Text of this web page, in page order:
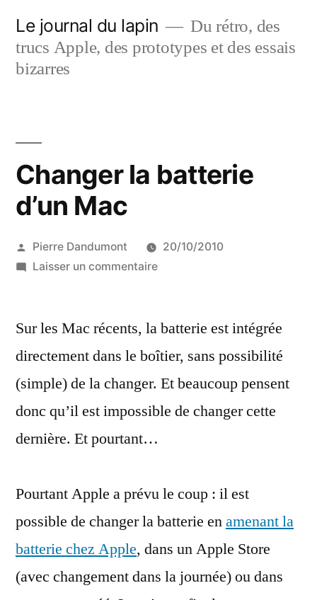
contenu
Le journal du lapin
Du rétro, des
trucs Apple, des prototypes et des essais
bizarres
Changer la batterie
d’un Mac
Publié
par
Pierre Dandumont
20/10/2010
Laisser un commentairesur
batterie
Mac
Sur les Mac récents, la batterie est intégrée
directement dans le boîtier, sans possibilité
(simple) de la changer. Et beaucoup pensent
donc qu’il est impossible de changer cette
dernière. Et pourtant…
Pourtant Apple a prévu le coup : il est
possible de changer la batterie enamenant la
batterie chez Apple, dans un Apple Store
(avec changement dans la journée) ou dans